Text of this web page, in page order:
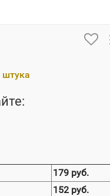
штука
179 руб.
152 руб.